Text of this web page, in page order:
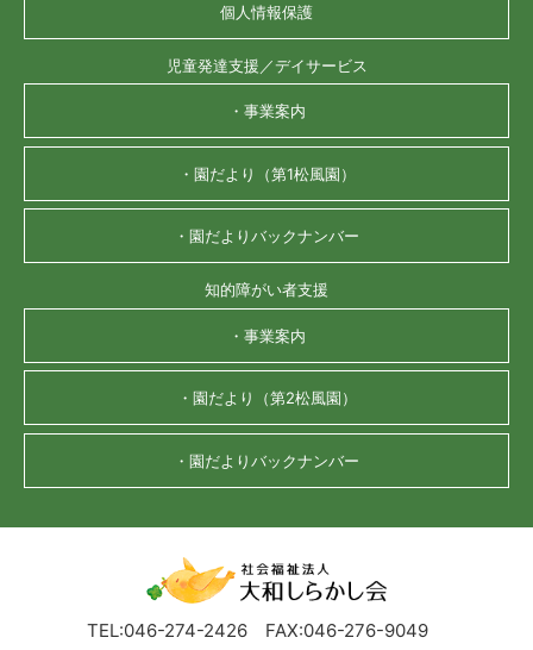
個人情報保護
児童発達支援／デイサービス
・事業案内
・園だより（第1松風園）
・園だよりバックナンバー
知的障がい者支援
・事業案内
・園だより（第2松風園）
・園だよりバックナンバー
TEL:046-274-2426 FAX:046-276-9049